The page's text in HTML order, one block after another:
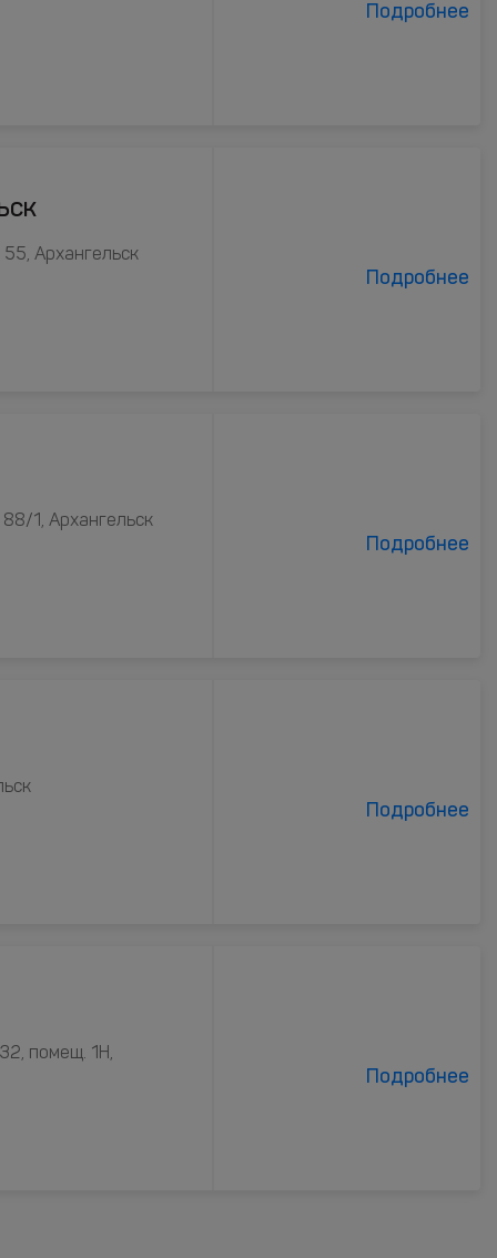
Подробнее
Архангельск
Подробнее
1, Архангельск
Подробнее
Подробнее
помещ. 1Н,
Подробнее